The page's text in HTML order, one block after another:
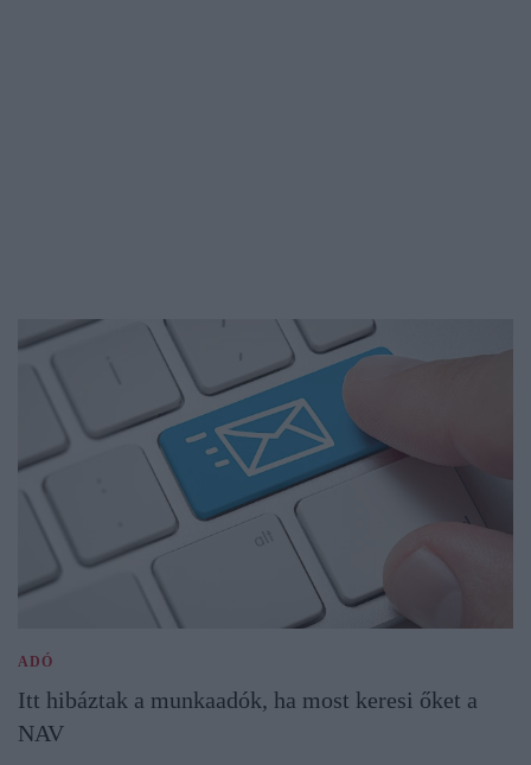
ADÓ
Itt hibáztak a munkaadók, ha most keresi őket a
NAV